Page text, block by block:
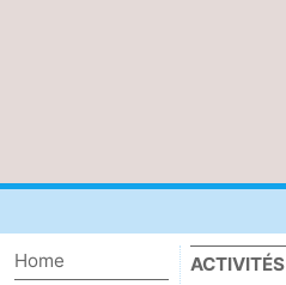
Route
Home
ACTIVITÉS